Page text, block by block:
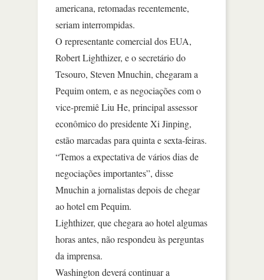
americana, retomadas recentemente,
seriam interrompidas.
O representante comercial dos EUA,
Robert Lighthizer, e o secretário do
Tesouro, Steven Mnuchin, chegaram a
Pequim ontem, e as negociações com o
vice-premiê Liu He, principal assessor
econômico do presidente Xi Jinping,
estão marcadas para quinta e sexta-feiras.
“Temos a expectativa de vários dias de
negociações importantes”, disse
Mnuchin a jornalistas depois de chegar
ao hotel em Pequim.
Lighthizer, que chegara ao hotel algumas
horas antes, não respondeu às perguntas
da imprensa.
Washington deverá continuar a